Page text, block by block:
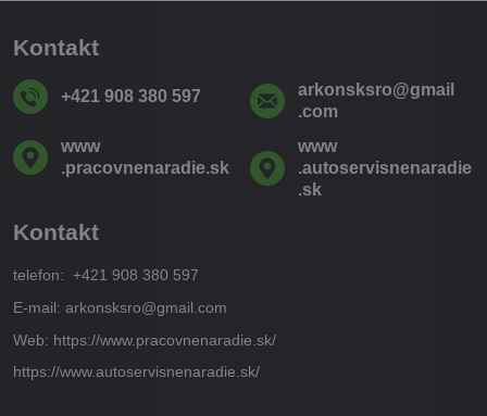
Kontakt
+421 908 380 597
arkonsksro​@gmail​
.com
www​
.pracovnenaradie​.sk
www​
.autoservisnenaradie​
.sk
Kontakt
telefon: +421 908 380 597
E-mail: arkonsksro@gmail.com
Web: https://www.pracovnenaradie.sk/
https://www.autoservisnenaradie.sk/